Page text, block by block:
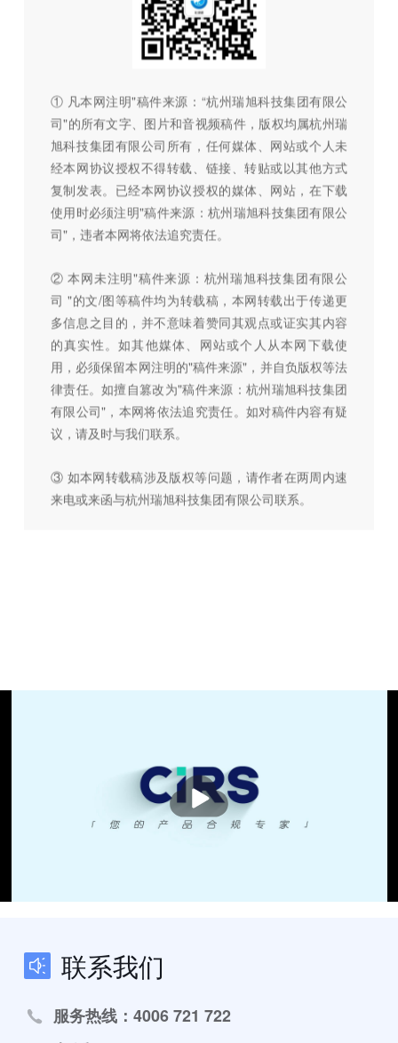
① 凡本网注明"稿件来源：“杭州瑞旭科技集团有限公
司"的所有文字、图片和音视频稿件，版权均属杭州瑞
旭科技集团有限公司所有，任何媒体、网站或个人未
经本网协议授权不得转载、链接、转贴或以其他方式
复制发表。已经本网协议授权的媒体、网站，在下载
使用时必须注明"稿件来源：杭州瑞旭科技集团有限公
司"，违者本网将依法追究责任。
② 本网未注明"稿件来源：杭州瑞旭科技集团有限公
司 "的文/图等稿件均为转载稿，本网转载出于传递更
多信息之目的，并不意味着赞同其观点或证实其内容
的真实性。如其他媒体、网站或个人从本网下载使
用，必须保留本网注明的"稿件来源"，并自负版权等法
律责任。如擅自篡改为"稿件来源：杭州瑞旭科技集团
有限公司"，本网将依法追究责任。如对稿件内容有疑
议，请及时与我们联系。
③ 如本网转载稿涉及版权等问题，请作者在两周内速
来电或来函与杭州瑞旭科技集团有限公司联系。
播
放
联系我们
服务热线：4006 721 722